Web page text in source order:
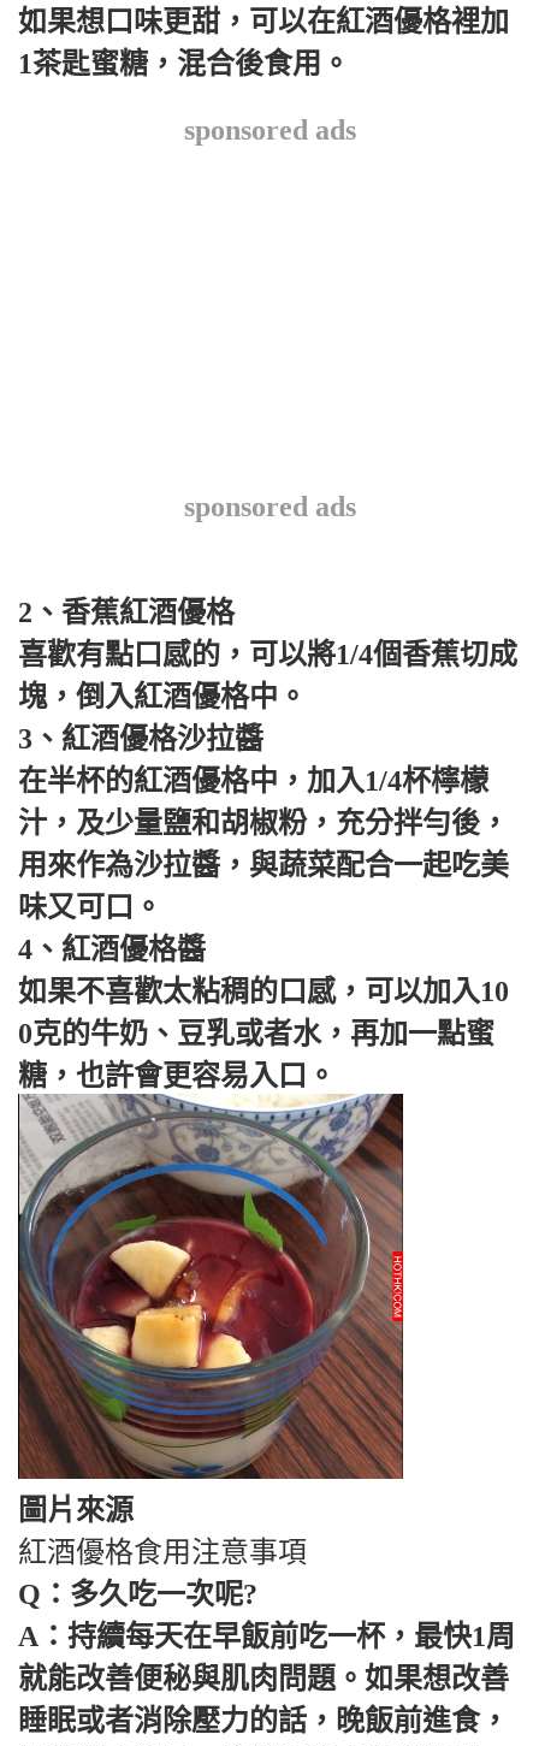
如果想口味更甜，可以在紅酒優格裡加
1茶匙蜜糖，混合後食用。
sponsored ads
sponsored ads
2、香蕉紅酒優格
喜歡有點口感的，可以將1/4個香蕉切成
塊，倒入紅酒優格中。
3、紅酒優格沙拉醬
在半杯的紅酒優格中，加入1/4杯檸檬
汁，及少量鹽和胡椒粉，充分拌勻後，
用來作為沙拉醬，與蔬菜配合一起吃美
味又可口。
4、紅酒優格醬
如果不喜歡太粘稠的口感，可以加入10
0克的牛奶、豆乳或者水，再加一點蜜
糖，也許會更容易入口。
圖片來源
紅酒優格食用注意事項
Q：多久吃一次呢?
A：持續每天在早飯前吃一杯，最快1周
就能改善便秘與肌肉問題。如果想改善
睡眠或者消除壓力的話，晚飯前進食，